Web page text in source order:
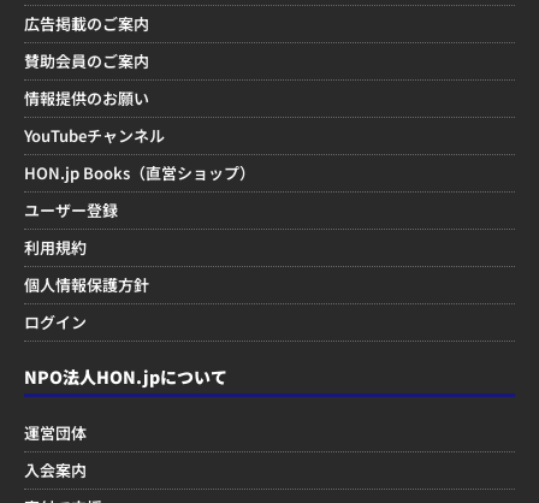
広告掲載のご案内
賛助会員のご案内
情報提供のお願い
YouTubeチャンネル
HON.jp Books（直営ショップ）
ユーザー登録
利用規約
個人情報保護方針
ログイン
NPO法人HON.jpについて
運営団体
入会案内